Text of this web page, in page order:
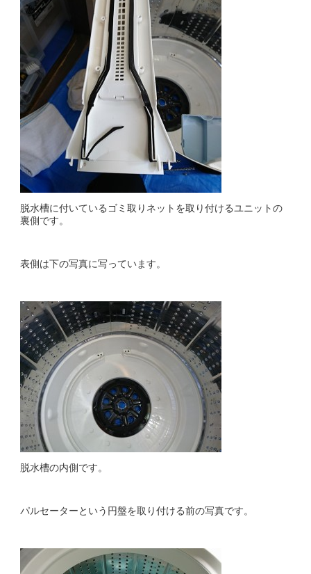
脱水槽に付いているゴミ取りネットを取り付けるユニットの
裏側です。
表側は下の写真に写っています。
脱水槽の内側です。
パルセーターという円盤を取り付ける前の写真です。